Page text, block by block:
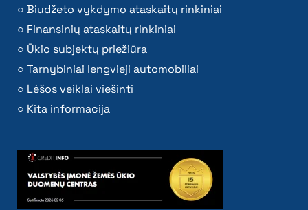
Biudžeto vykdymo ataskaitų rinkiniai
Finansinių ataskaitų rinkiniai
Ūkio subjektų priežiūra
Tarnybiniai lengvieji automobiliai
Lėšos veiklai viešinti
Kita informacija